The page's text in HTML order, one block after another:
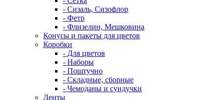
- Сизаль, Сизофлор
- Фетр
- Флизелин, Мешковина
Конусы и пакеты для цветов
Коробки
- Для цветов
- Наборы
- Поштучно
- Складные, сборные
- Чемоданы и сундучки
Ленты